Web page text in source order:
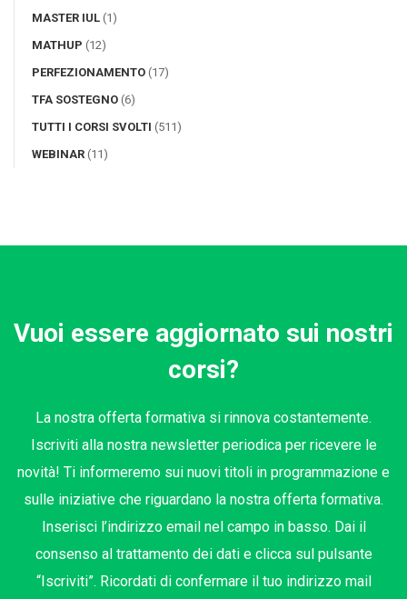
MASTER IUL (1)
MATHUP (12)
PERFEZIONAMENTO (17)
TFA SOSTEGNO (6)
TUTTI I CORSI SVOLTI (511)
WEBINAR (11)
Vuoi essere aggiornato sui nostri
corsi?
La nostra offerta formativa si rinnova costantemente.
Iscriviti alla nostra newsletter periodica per ricevere le
novità! Ti informeremo sui nuovi titoli in programmazione e
sulle iniziative che riguardano la nostra offerta formativa.
Inserisci l’indirizzo email nel campo in basso. Dai il
consenso al trattamento dei dati e clicca sul pulsante
“Iscriviti”. Ricordati di confermare il tuo indirizzo mail